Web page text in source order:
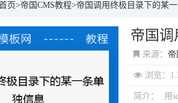
页>帝国CMS教程>帝国调用终极目录下的某
帝国调
来源： 帝
浏览：
简介：
用